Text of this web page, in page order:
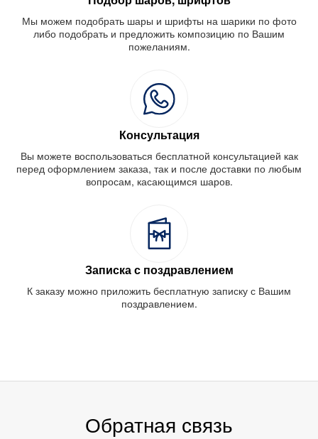
Мы можем подобрать шары и шрифты на шарики по фото
либо подобрать и предложить композицию по Вашим
пожеланиям.
Консультация
Вы можете воспользоваться бесплатной консультацией как
перед оформлением заказа, так и после доставки по любым
вопросам, касающимся шаров.
Записка с поздравлением
К заказу можно приложить бесплатную записку с Вашим
поздравлением.
Обратная связь